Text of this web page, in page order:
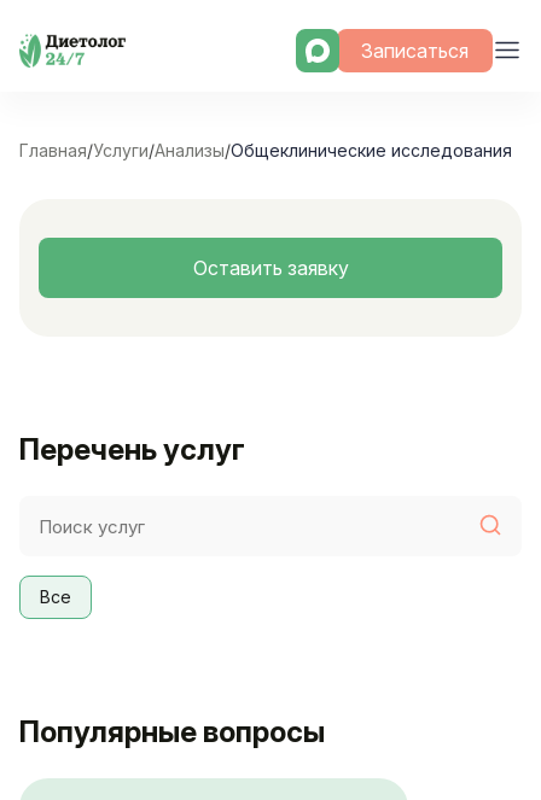
Skip
Записаться
Главная/Услуги/Анализы/Общеклинические исследования
Оставить заявку
Перечень услуг
Все
Популярные вопросы